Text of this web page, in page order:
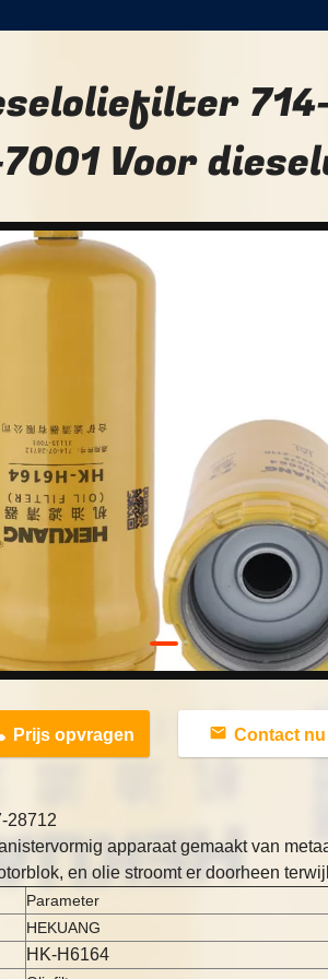
Voor
Prijs opvragen Contact nu
28712
apparaat gemaakt van
en olie stroomt er doorheen
Parameter
HEKUANG
HK-H6164